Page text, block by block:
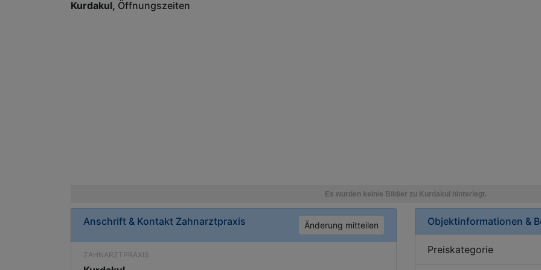
Kurdakul Öffnungszeiten
Anschrift & Kontakt Zahnarztpraxis Änderung mitteilen
ZAHNARZTPRAXIS
Objektinformationen &
Preiskategorie